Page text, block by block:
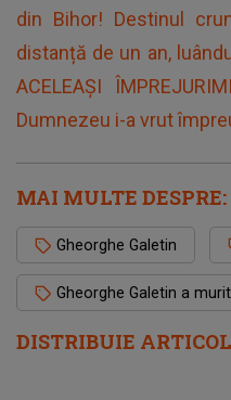
DISTRIBUIE
din Bihor! Destinul
distanță de un an,
ACELEAȘI
Dumnezeu i-a vrut
MAI MULTE DESPRE:
Gheorghe Galetin
Gheorghe Galetin a murit